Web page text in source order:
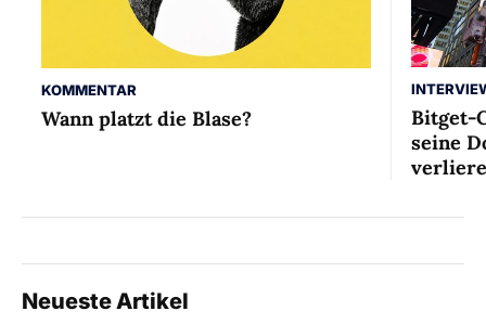
KOMMENTAR
Wann platzt die Blase?
Bitget-
seine
Neueste Artikel